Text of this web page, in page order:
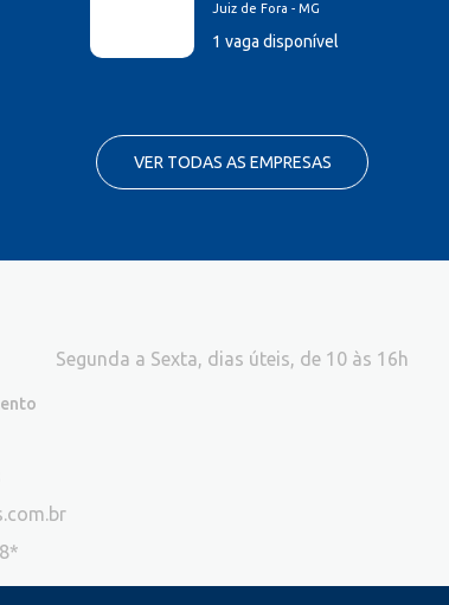
Juiz de Fora - MG
1 vaga disponível
VER TODAS AS EMPRESAS
Segunda a Sexta, dias úteis, de 10 às 16h